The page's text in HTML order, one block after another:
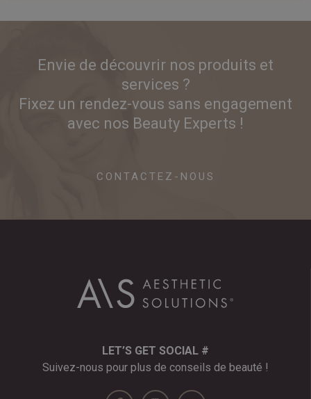
Envie de découvrir nos produits et
services ?
Fixez un rendez-vous sans engagement
avec nos Beauty Experts !
CONTACTEZ-NOUS
LET’S GET SOCIAL #
Suivez-nous pour plus de conseils de beauté !